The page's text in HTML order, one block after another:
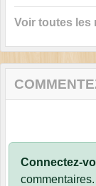
Voir toutes les
Connectez-
commentaires.